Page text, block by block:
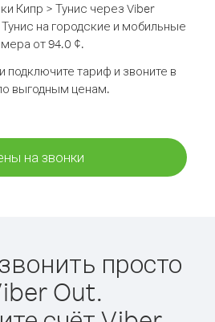
Кипр > Тунис через Viber
на городские и мобильные
от 94.0 ¢.
подключите тариф и звоните в
выгодным ценам.
на звонки
просто
Out.